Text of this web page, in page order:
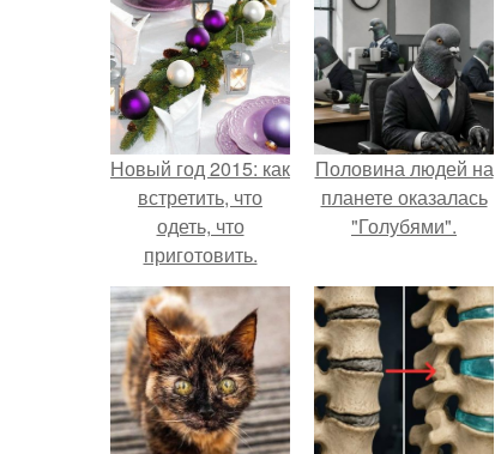
Новый год 2015: как
встретить, что
одеть, что
приготовить.
Половина людей на
планете оказалась
"Голубями".